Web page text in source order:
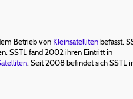
Betrieb von Kleinsatellitenbefasst.
SSTL fand 2002 ihren Eintritt in
. Seit 2008 befindet sich SSTL